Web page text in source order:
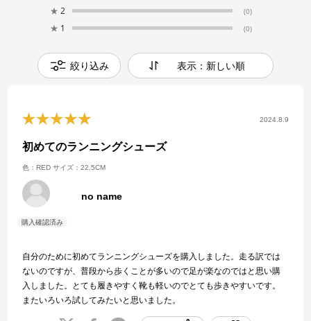
★ 2 (0)
★ 1 (0)
絞り込み 表示：新しい順
2024.8.9
初めてのランニングシューズ
色：RED サイズ：22.5CM
no name
自分のために初めてランニングシューズを購入しました。走る訳では
ないのですが、普段から歩くことが多いので足が楽なのではと思い購
入しました。とても履きやすく靴も軽いのでとても歩きやすいです。
またいろいろ試してみたいと思いました。